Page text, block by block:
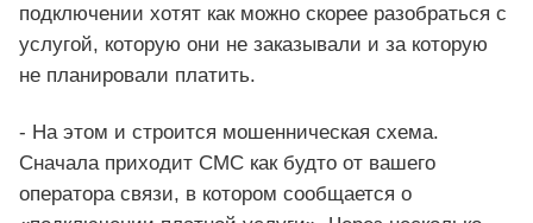
подключении хотят как можно скорее разобраться с
услугой, которую они не заказывали и за которую
не планировали платить.
- На этом и строится мошенническая схема.
Сначала приходит СМС как будто от вашего
оператора связи, в котором сообщается о